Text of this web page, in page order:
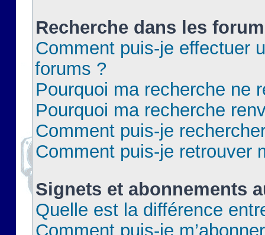
Recherche dans les
Comment puis-je effectuer
forums ?
Pourquoi ma recherche ne
Pourquoi ma recherche
Comment puis-je
Comment puis-je retrouver
Signets et abonnements
Quelle est la différence
Comment puis-je